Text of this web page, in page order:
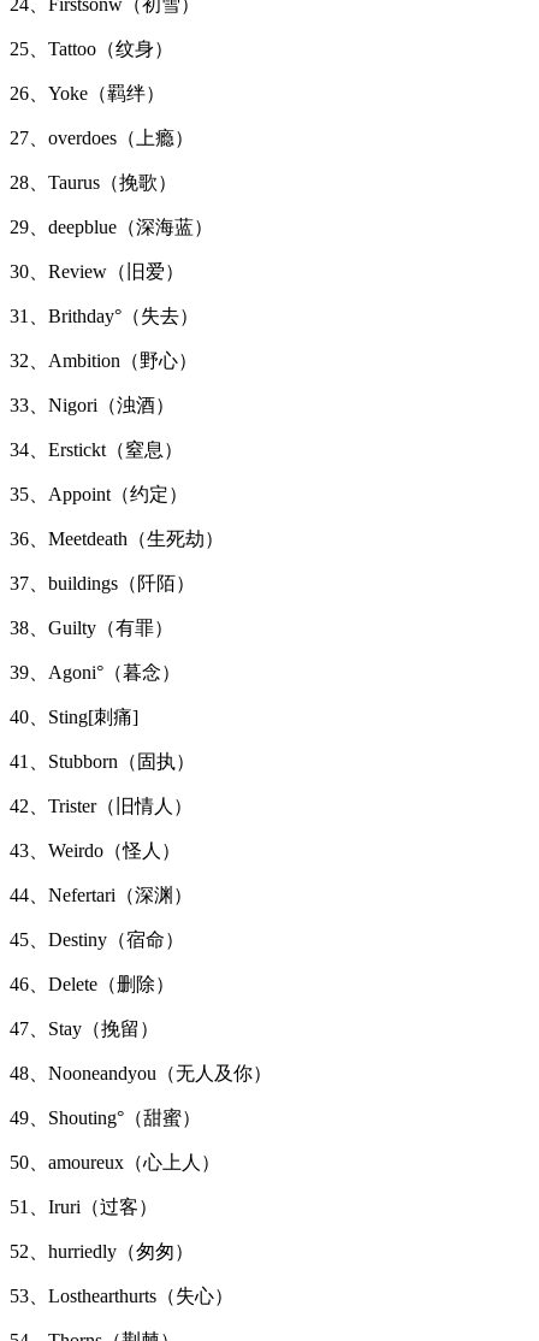
25、Tattoo（纹身）
26、Yoke（羁绊）
27、overdoes（上瘾）
28、Taurus（挽歌）
29、deepblue（深海蓝）
30、Review（旧爱）
31、Brithday°（失去）
32、Ambition（野心）
33、Nigori（浊酒）
34、Erstickt（窒息）
35、Appoint（约定）
36、Meetdeath（生死劫）
37、buildings（阡陌）
38、Guilty（有罪）
39、Agoni°（暮念）
40、Sting[刺痛]
41、Stubborn（固执）
42、Trister（旧情人）
43、Weirdo（怪人）
44、Nefertari（深渊）
45、Destiny（宿命）
46、Delete（删除）
47、Stay（挽留）
48、Nooneandyou（无人及你）
49、Shouting°（甜蜜）
50、amoureux（心上人）
51、Iruri（过客）
52、hurriedly（匆匆）
53、Losthearthurts（失心）